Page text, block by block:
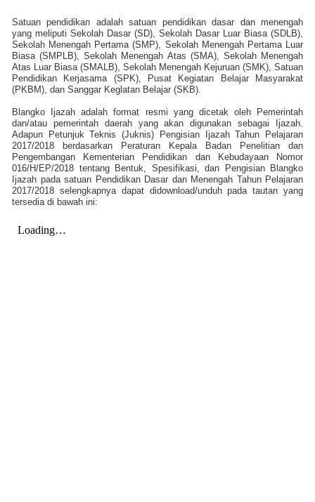
Satuan pendidikan adalah satuan pendidikan dasar dan menengah
yang meliputi Sekolah Dasar (SD), Sekolah Dasar Luar Biasa (SDLB),
Sekolah Menengah Pertama (SMP), Sekolah Menengah Pertama Luar
Biasa (SMPLB), Sekolah Menengah Atas (SMA), Sekolah Menengah
Atas Luar Biasa (SMALB), Sekolah Menengah Kejuruan (SMK), Satuan
Pendidikan Kerjasama (SPK), Pusat Kegiatan Belajar Masyarakat
(PKBM), dan Sanggar Keglatan Belajar (SKB).
Blangko Ijazah adalah format resmi yang dicetak oleh Pemerintah
dan/atau pemerintah daerah yang akan digunakan sebagai Ijazah.
Adapun Petunjuk Teknis (Juknis) Pengisian Ijazah Tahun Pelajaran
2017/2018 berdasarkan Peraturan Kepala Badan Penelitian dan
Pengembangan Kementerian Pendidikan dan Kebudayaan Nomor
016/H/EP/2018 tentang Bentuk, Spesifikasi, dan Pengisian Blangko
Ijazah pada satuan Pendidikan Dasar dan Menengah Tahun Pelajaran
2017/2018 selengkapnya dapat didownload/unduh pada tautan yang
tersedia di bawah ini: